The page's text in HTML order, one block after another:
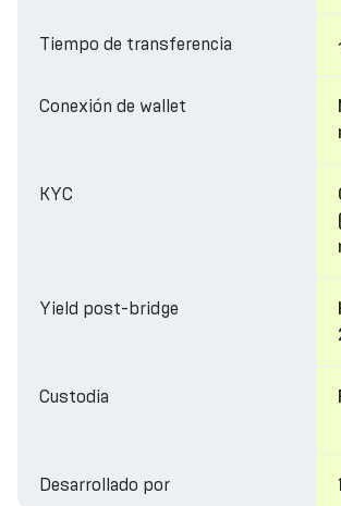
Tiempo de transferencia
Conexión de wallet
KYC
Yield post-bridge
Custodia
Desarrollado por